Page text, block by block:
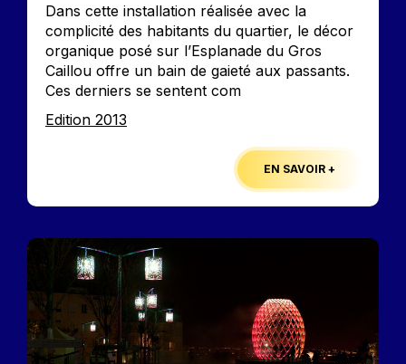
Accroche
Dans cette installation réalisée avec la
complicité des habitants du quartier, le décor
organique posé sur l’Esplanade du Gros
Caillou offre un bain de gaieté aux passants.
Ces derniers se sentent com
Edition
Edition 2013
EN SAVOIR +
Image